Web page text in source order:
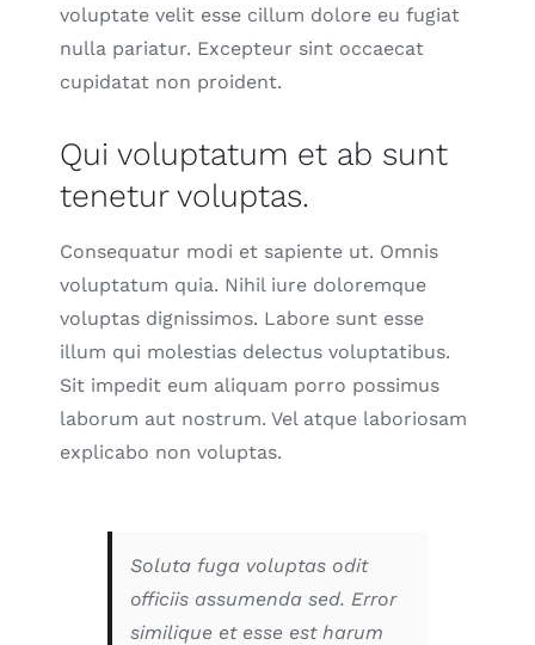
voluptate velit esse cillum dolore eu fugiat
nulla pariatur. Excepteur sint occaecat
cupidatat non proident.
Qui voluptatum et ab sunt
tenetur voluptas.
Consequatur modi et sapiente ut. Omnis
voluptatum quia. Nihil iure doloremque
voluptas dignissimos. Labore sunt esse
illum qui molestias delectus voluptatibus.
Sit impedit eum aliquam porro possimus
laborum aut nostrum. Vel atque laboriosam
explicabo non voluptas.
Soluta fuga voluptas odit
officiis assumenda sed. Error
similique et esse est harum